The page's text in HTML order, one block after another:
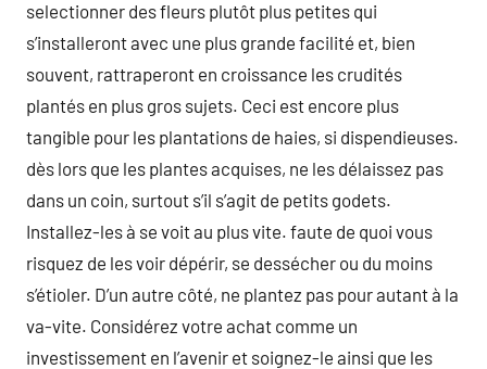
selectionner des fleurs plutôt plus petites qui
s’installeront avec une plus grande facilité et, bien
souvent, rattraperont en croissance les crudités
plantés en plus gros sujets. Ceci est encore plus
tangible pour les plantations de haies, si dispendieuses.
dès lors que les plantes acquises, ne les délaissez pas
dans un coin, surtout s’il s’agit de petits godets.
Installez-les à se voit au plus vite. faute de quoi vous
risquez de les voir dépérir, se dessécher ou du moins
s’étioler. D’un autre côté, ne plantez pas pour autant à la
va-vite. Considérez votre achat comme un
investissement en l’avenir et soignez-le ainsi que les